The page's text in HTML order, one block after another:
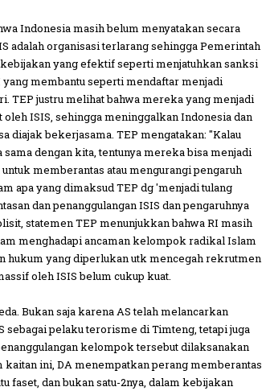
Indonesia masih belum menyatakan secara
adalah organisasi terlarang sehingga Pemerintah
yang efektif seperti menjatuhkan sanksi
yang membantu seperti mendaftar menjadi
TEP justru melihat bahwa mereka yang menjadi
ISIS, sehingga meninggalkan Indonesia dan
diajak bekerjasama. TEP mengatakan: "Kalau
dengan kita, tentunya mereka bisa menjadi
memberantas atau mengurangi pengaruh
apa yang dimaksud TEP dg 'menjadi tulang
dan penanggulangan ISIS dan pengaruhnya
statemen TEP menunjukkan bahwa RI masih
menghadapi ancaman kelompok radikal Islam
hukum yang diperlukan utk mencegah rekrutmen
oleh ISIS belum cukup kuat.
Bukan saja karena AS telah melancarkan
sebagai pelaku terorisme di Timteng, tetapi juga
kelompok tersebut dilaksanakan
kaitan ini, DA menempatkan perang memberantas
faset, dan bukan satu-2nya, dalam kebijakan